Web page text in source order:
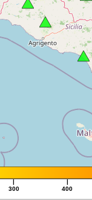
|
300
|
400